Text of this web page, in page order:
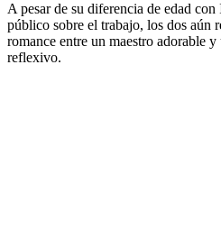
A pesar de su diferencia de edad
público sobre el trabajo, los dos aún
romance entre un maestro adorable
reflexivo.